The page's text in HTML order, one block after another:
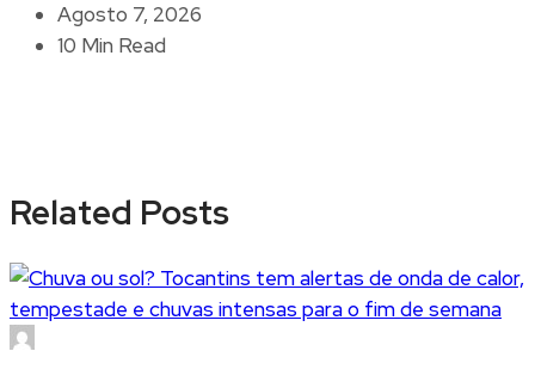
Agosto 7, 2026
10 Min Read
Related Posts